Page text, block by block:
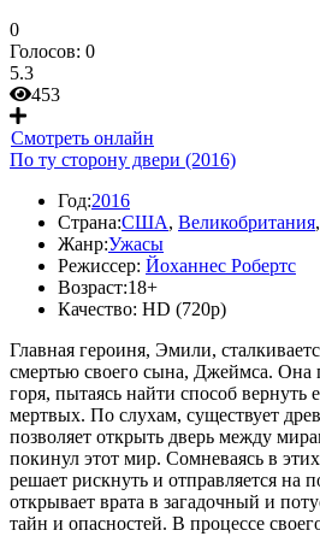
0
Голосов: 0
5.3
453
Смотреть онлайн
По ту сторону двери (2016)
Год:2016
Страна:США, Великобритания,
Жанр:Ужасы
Режиссер: Йоханнес Робертс
Возраст:18+
Качество: HD (720p)
Главная героиня, Эмили,
смертью своего сына, Джеймса. Она
горя, пытаясь найти способ вернуть
мертвых. По слухам, существует
позволяет открыть дверь между
покинул этот мир. Сомневаясь в
решает рискнуть и отправляется на
открывает врата в загадочный и
тайн и опасностей. В процессе